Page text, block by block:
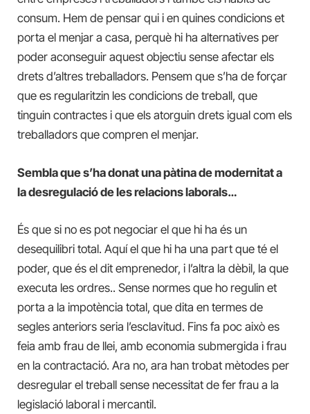
consum. Hem de pensar qui i en quines condicions et
porta el menjar a casa, perquè hi ha alternatives per
poder aconseguir aquest objectiu sense afectar els
drets d’altres treballadors. Pensem que s’ha de forçar
que es regularitzin les condicions de treball, que
tinguin contractes i que els atorguin drets igual com els
treballadors que compren el menjar.
Sembla que s’ha donat una pàtina de modernitat a
la desregulació de les relacions laborals…
És que si no es pot negociar el que hi ha és un
desequilibri total. Aquí el que hi ha una part que té el
poder, que és el dit emprenedor, i l’altra la dèbil, la que
executa les ordres.. Sense normes que ho regulin et
porta a la impotència total, que dita en termes de
segles anteriors seria l’esclavitud. Fins fa poc això es
feia amb frau de llei, amb economia submergida i frau
en la contractació. Ara no, ara han trobat mètodes per
desregular el treball sense necessitat de fer frau a la
legislació laboral i mercantil.